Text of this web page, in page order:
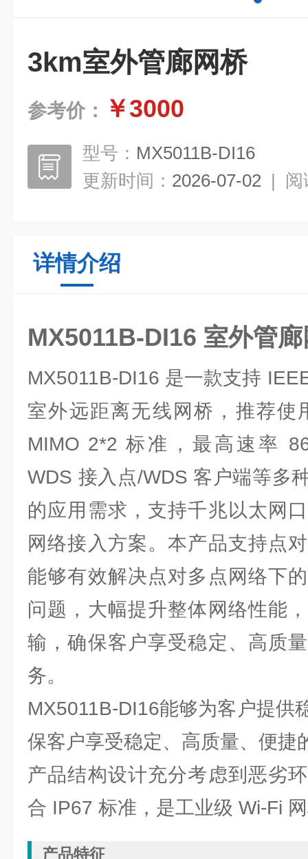
3km室外管廊网桥
参考价： ￥3000
型号： MX5011B-DI16
更新时间： 2026-07-02 | 阅
详情介绍
MX5011B-DI16 室外管
MX5011B-DI16 是一款支持
室外远距离无线网桥，推荐使
MIMO 2*2 标准，最高速率
WDS 接入点/WDS 客户端等多
的应用需求，支持千兆以太网
网络接入方案。本产品支持点
能够有效解决点对多点网络下
问题，大幅提升整体网络性能
输，确保客户享受稳定、高质
务。
MX5011B-DI16能够为客户提供
保客户享受稳定、高质量、便捷
产品结构设计充分考虑到恶劣
合 IP67 标准，是工业级 Wi-Fi
产品特征